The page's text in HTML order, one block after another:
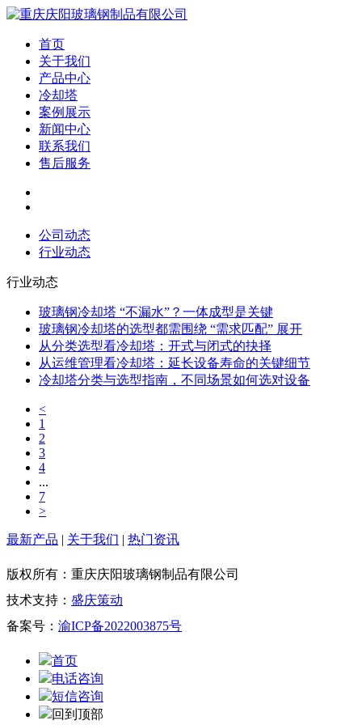
首页
关于我们
产品中心
冷却塔
案例展示
新闻中心
联系我们
售后服务
公司动态
行业动态
行业动态
玻璃钢冷却塔 “不漏水”？一体成型是关键
玻璃钢冷却塔的选型都需围绕 “需求匹配” 展开
从分类选型看冷却塔：开式与闭式的抉择
从运维管理看冷却塔：延长设备寿命的关键细节
冷却塔分类与选型指南，不同场景如何选对设备
<
1
2
3
4
...
7
>
最新产品 | 关于我们 | 热门资讯
版权所有：重庆庆阳玻璃钢制品有限公司
技术支持： 盛庆策动
备案号： 渝ICP备2022003875号
首页
电话咨询
短信咨询
回到顶部